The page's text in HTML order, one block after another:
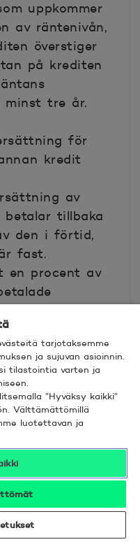
uppkommer
av räntenivån,
överstiger
på krediten
minst tre år.
för
kredit
av
betalar tillbaka
den i förtid,
fast.
en procent av
är
procent av
dock ut
för
dag
gått ut.
rätt till
000 euro
tarjotaksemme
ja sujuvan asioinnin.
tilastointia varten ja
”Hyväksy kaikki”
Välttämättömillä
luotettavan ja